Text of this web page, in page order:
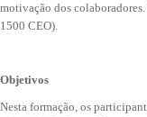
motivação dos
1500 CEO).
Objetivos
Nesta formação, os